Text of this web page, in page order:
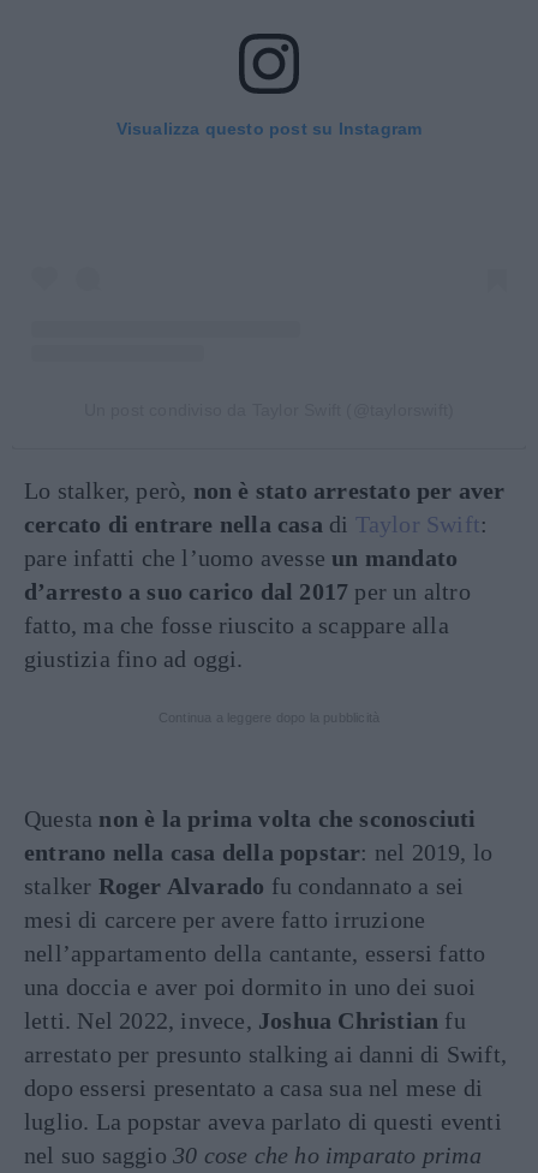
Visualizza questo post su Instagram
Lo stalker, però, non è stato arrestato per aver
cercato di entrare nella casa di Taylor Swift:
pare infatti che l’uomo avesseun mandato
d’arresto a suo carico dal 2017 per un altro
fatto, ma che fosse riuscito a scappare alla
giustizia fino ad oggi.
Questa non è la prima volta che sconosciuti
entrano nella casa della popstar: nel 2019, lo
stalker Roger Alvarado fu condannato a sei
mesi di carcere per avere fatto irruzione
nell’appartamento della cantante, essersi fatto
una doccia e aver poi dormito in uno dei suoi
letti. Nel 2022, invece, Joshua Christian fu
arrestato per presunto stalking ai danni di Swift,
dopo essersi presentato a casa sua nel mese di
luglio. La popstar aveva parlato di questi eventi
nel suo saggio 30 cose che ho imparato prima